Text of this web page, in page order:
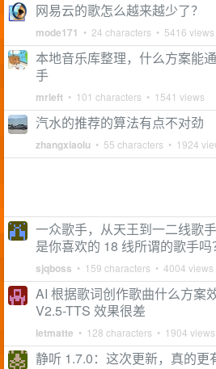
网易云的歌怎么越来越少了？
mode171 • 24 characters • 5416 views
本地音乐库整理，什么方案能
手
mrleft • 101 characters • 1541 views
汽水的推荐的算法有点不对劲
zhangxiaolu • 55 characters • 1924
一众歌手，从天王到一二线歌
是你喜欢的 18 线所谓的歌手吗
sjqboss • 159 characters • 4004 views
AI 根据歌词创作歌曲什么方案
V2.5-TTS 效果很差
letmatte • 128 characters • 1904 views
静听 1.7.0：这次更新，真的更